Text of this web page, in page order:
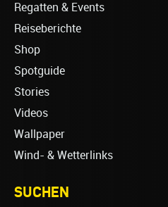
Regatten & Events
Reiseberichte
Shop
Spotguide
Stories
Videos
Wallpaper
Wind- & Wetterlinks
SUCHEN